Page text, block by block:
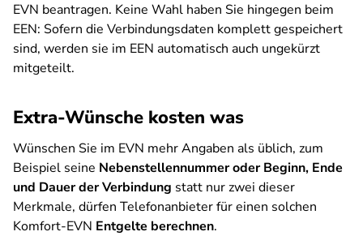
EVN beantragen. Keine Wahl haben Sie hingegen beim
EEN: Sofern die Verbindungsdaten komplett gespeichert
sind, werden sie im EEN automatisch auch ungekürzt
mitgeteilt.
Extra-Wünsche kosten was
Wünschen Sie im EVN mehr Angaben als üblich, zum
Beispiel seine Nebenstellennummer oder Beginn, Ende
und Dauer der Verbindung statt nur zwei dieser
Merkmale, dürfen Telefonanbieter für einen solchen
Komfort-EVN Entgelte berechnen.